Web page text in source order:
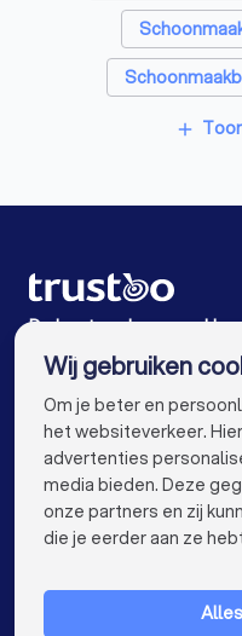
add
De beste
VOOR PARTICULIEREN
Wij gebruiken
Om je beter en
het websiteverkeer.
advertenties
media bieden. Deze
onze partners en zij
die je eerder aan ze